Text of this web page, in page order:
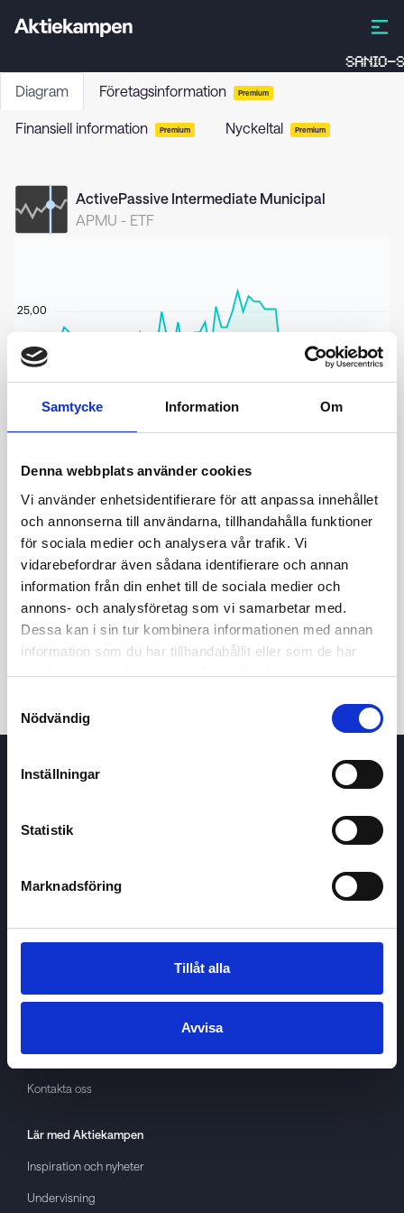
Samtycke Information Om
Denna webbplats använder cookies
Vi använder enhetsidentifierare för att anpassa innehållet
och annonserna till användarna, tillhandahålla funktioner
för sociala medier och analysera vår trafik. Vi
vidarebefordrar även sådana identifierare och annan
information från din enhet till de sociala medier och
annons- och analysföretag som vi samarbetar med.
Dessa kan i sin tur kombinera informationen med annan
information som du har tillhandahållit eller som de har
samlat in när du har använt deras tjänster.
Nödvändig
Inställningar
Statistik
Marknadsföring
Tillåt alla
Avvisa
SANIO-S
Diagram Företagsinformation Premium
Finansiell information Premium Nyckeltal Premium
ActivePassive Intermediate Municipal
APMU - ETF
24,60
24,70
24,80
24,90
25,00
6 maj 2026 22 juni 2026
24t 7d 1m 3m 1å 5å
Köp / Sälj
OmAktiekampen
About cookies
GDPR
Kontakta oss
Lär med Aktiekampen
Inspiration och nyheter
Undervisning